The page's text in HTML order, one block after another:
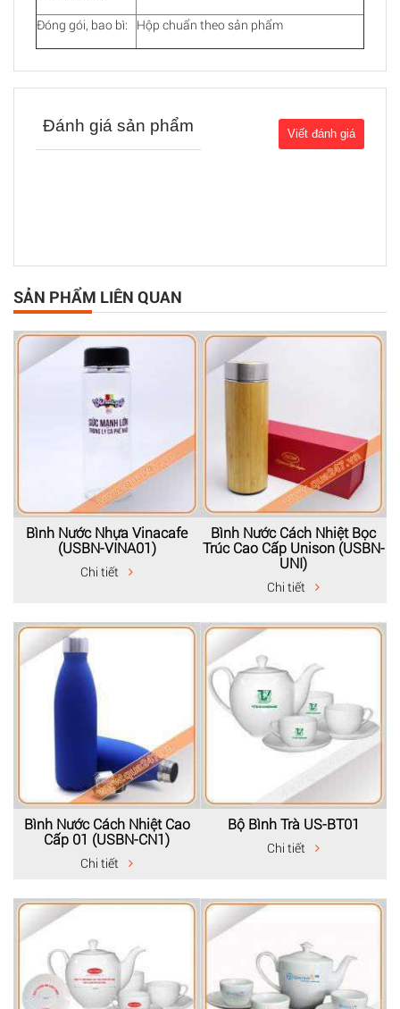
Đóng gói, bao bì: Hộp chuẩn theo sản phẩm
Đánh giá sản phẩm
SẢN PHẨM LIÊN QUAN
Bình Nước Nhựa Vinacafe
(USBN-VINA01)
Chi tiết
Bình Nước Cách Nhiệt Bọc
Trúc Cao Cấp Unison (USBN-
UNI)
Chi tiết
Bình Nước Cách Nhiệt Cao
Cấp 01 (USBN-CN1)
Chi tiết
Bộ Bình Trà US-BT01
Chi tiết